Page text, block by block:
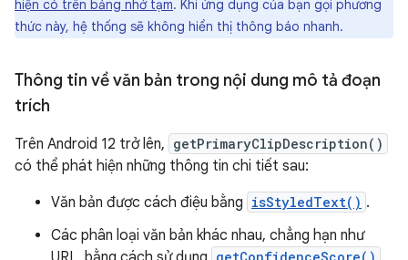
hiện có trên bảng nhớ tạm. Khi ứng dụng của bạn gọi phương
thức này, hệ thống sẽ không hiển thị thông báo nhanh.
Thông tin về văn bản trong nội dung mô tả đoạn
trích
Trên Android 12 trở lên, getPrimaryClipDescription()
có thể phát hiện những thông tin chi tiết sau:
Văn bản được cách điệu bằng isStyledText() .
Các phân loại văn bản khác nhau, chẳng hạn như